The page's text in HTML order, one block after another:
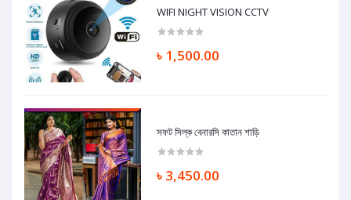
WIFI NIGHT VISION CCTV
৳ 1,500.00
সফট সিল্ক বেনারসি কাতান শাড়ি
৳ 3,450.00